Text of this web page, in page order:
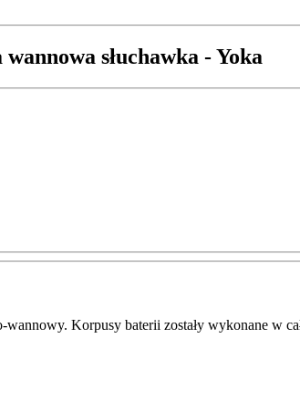
słuchawka - Yoka
Korpusy baterii zostały wykonane w